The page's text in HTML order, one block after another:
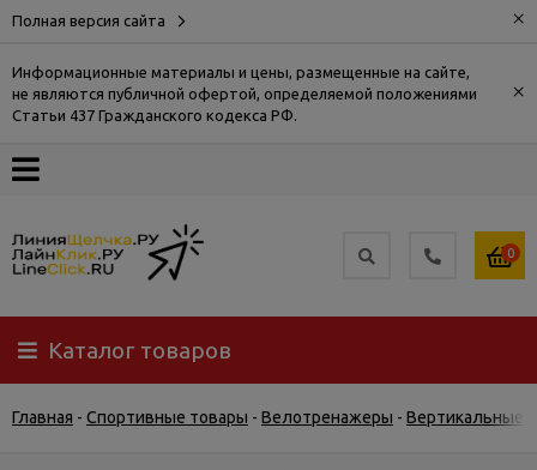
Полная версия сайта ×
Информационные материалы и цены, размещенные на сайте,
не являются публичной офертой, определяемой положениями
Статьи 437 Гражданского кодекса РФ.
×
О
Доставка
Самовывоз
Гарантия
0
Каталог товаров
Главная - Спортивные товары - Велотренажеры - Вертикальные